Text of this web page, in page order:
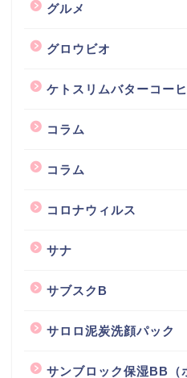
グルメ
グロウビオ
ケトスリムバターコー
コラム
コラム
コロナウィルス
サナ
サブスクB
サロロ泥炭洗顔パック
サンブロック保湿BB（